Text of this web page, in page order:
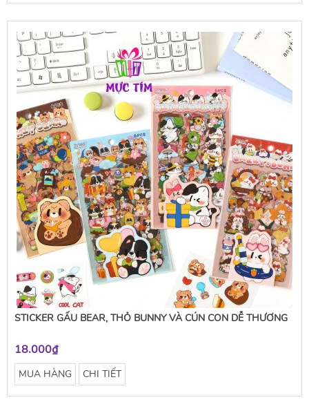
STICKER GẤU BEAR, THỎ BUNNY VÀ CÚN CON DỄ THƯƠNG
18.000₫
MUA HÀNG CHI TIẾT